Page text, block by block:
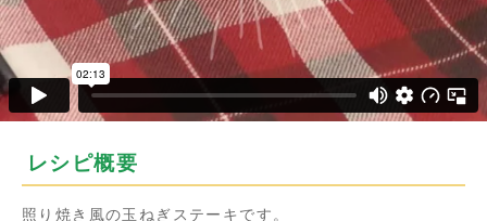
レシピ概要
照り焼き風の玉ねぎステーキです。